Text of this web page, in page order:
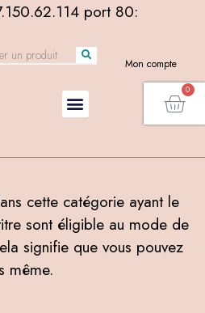
port 80:
Mon compte
cette catégorie ayant le
sont éligible au mode de
signifie que vous pouvez
même.